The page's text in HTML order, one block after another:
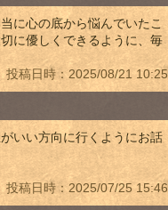
に心の底から悩んでいたこ
に優しくできるように、毎
投稿日時：2025/08/21 10:25
いい方向に行くようにお話
投稿日時：2025/07/25 15:46